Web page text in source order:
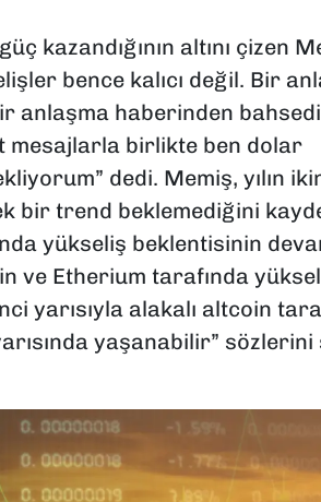
kazandığının altını çizen
bence kalıcı değil. Bir
anlaşma haberinden
mesajlarla birlikte ben dolar
dedi. Memiş, yılın
bir trend beklemediğini
yükseliş beklentisinin
ve Etherium tarafında
yarısıyla alakalı altcoin
yaşanabilir”